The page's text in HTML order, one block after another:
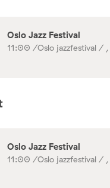
Oslo Jazz Festival
11:00 /Oslo jazzfestival / ,
Oslo Jazz Festival
11:00 /Oslo jazzfestival / ,